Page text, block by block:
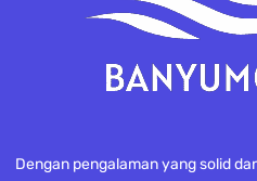
Dengan pengalaman yang solid